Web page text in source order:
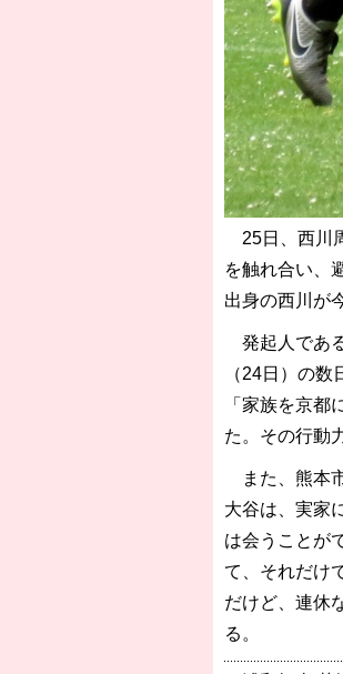
25日、西川
を触れ合い、
出身の西川が
発起人であ
（24日）の
「家族を京
た。その行動
また、熊本
大谷は、実家
は会うことが
て、それだけ
だけど、連休
る。